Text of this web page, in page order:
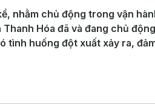
nhằm chủ động trong vận
Hóa đã và đang chủ
tình huống đột xuất xảy ra,